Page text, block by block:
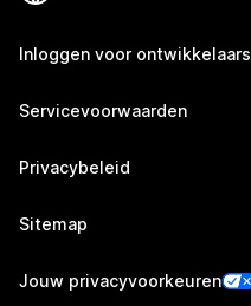
Inloggen voor ontwikkelaars
Servicevoorwaarden
Privacybeleid
Sitemap
Jouw privacyvoorkeuren